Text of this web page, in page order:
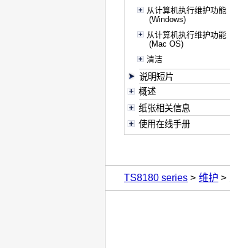
从计算机执行维护功能
(Windows)
从计算机执行维护功能
(Mac OS)
清洁
说明短片
概述
纸张相关信息
使用在线手册
TS8180 series 维护